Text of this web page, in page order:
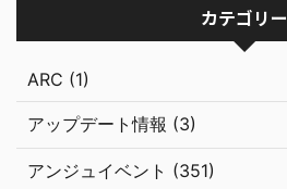
カテゴリー
ARC (1)
アップデート情報 (3)
アンジュイベント (351)